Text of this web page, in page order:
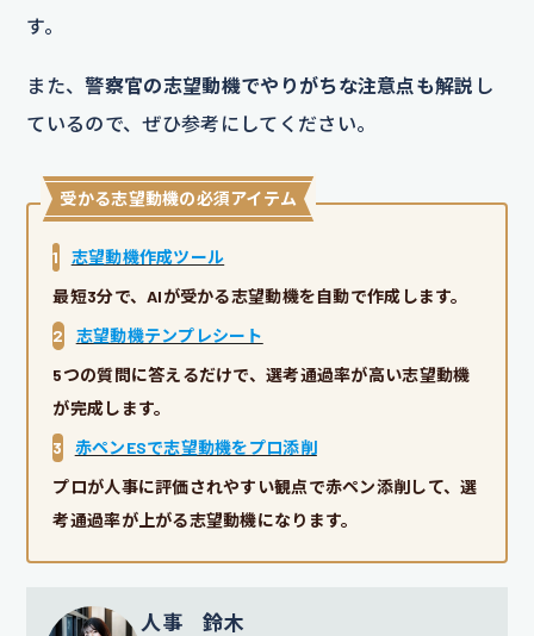
す。
また、警察官の志望動機でやりがちな注意点も解説 し
ているので、ぜひ参考にしてください。
受かる志望動機の必須アイテム
1
志望動機作成ツール
最短3分で、AIが受かる志望動機を自動で作成します。
2
志望動機テンプレシート
5つの質問に答えるだけで、選考通過率が高い志望動機
が完成します。
3
赤ペンESで志望動機をプロ添削
プロが人事に評価されやすい観点で赤ペン添削して、選
考通過率が上がる志望動機になります。
人事 鈴木